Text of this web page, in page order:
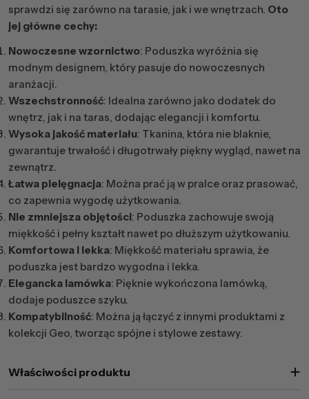
sprawdzi się zarówno na tarasie, jak i we wnętrzach. Oto
jej główne cechy:
Nowoczesne wzornictwo: Poduszka wyróżnia się
modnym designem, który pasuje do nowoczesnych
aranżacji.
Wszechstronność: Idealna zarówno jako dodatek do
wnętrz, jak i na taras, dodając elegancji i komfortu.
Wysoka jakość materiału: Tkanina, która nie blaknie,
gwarantuje trwałość i długotrwały piękny wygląd, nawet na
zewnątrz.
Łatwa pielęgnacja: Można prać ją w pralce oraz prasować,
co zapewnia wygodę użytkowania.
Nie zmniejsza objętości: Poduszka zachowuje swoją
miękkość i pełny kształt nawet po dłuższym użytkowaniu.
Komfortowa i lekka: Miękkość materiału sprawia, że
poduszka jest bardzo wygodna i lekka.
Elegancka lamówka: Pięknie wykończona lamówką,
dodaje poduszce szyku.
Kompatybilność: Można ją łączyć z innymi produktami z
kolekcji Geo, tworząc spójne i stylowe zestawy.
Właściwości produktu